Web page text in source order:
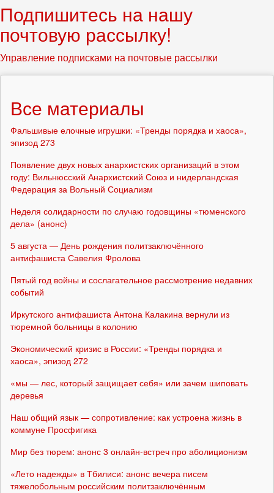
Подпишитесь на нашу
почтовую рассылку!
Управление подписками на почтовые рассылки
Все материалы
Фальшивые елочные игрушки: «Тренды порядка и хаоса»,
эпизод 273
Появление двух новых анархистских организаций в этом
году: Вильнюсский Анархистский Союз и нидерландская
Федерация за Вольный Социализм
Неделя солидарности по случаю годовщины «тюменского
дела» (анонс)
5 августа — День рождения политзаключённого
антифашиста Савелия Фролова
Пятый год войны и сослагательное рассмотрение недавних
событий
Иркутского антифашиста Антона Калакина вернули из
тюремной больницы в колонию
Экономический кризис в России: «Тренды порядка и
хаоса», эпизод 272
«мы — лес, который защищает себя» или зачем шиповать
деревья
Наш общий язык — сопротивление: как устроена жизнь в
коммуне Просфигика
Мир без тюрем: анонс 3 онлайн-встреч про аболиционизм
«Лето надежды» в Тбилиси: анонс вечера писем
тяжелобольным российским политзаключённым